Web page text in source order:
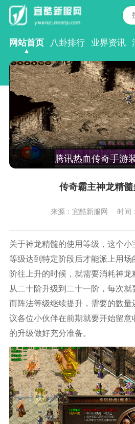
网站首页 八卦排行 业界资讯
腾讯热血传奇手游
传奇霸主神龙精髓
来源：宜酷新服网 时间
关于神龙精髓的使用等级，这个
等级达到特定阶段后才能派上用
阶往上升的时候，就需要消耗神龙
从二十阶升级到二十一阶，每次就
而阵法等级继续提升，需要的数量
议各位小伙伴在前期就要开始留
的升级做好充分准备。